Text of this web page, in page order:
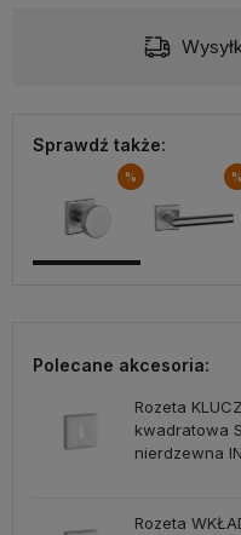
Sprawdź także:
% %
Polecane akcesoria:
Rozeta
kwadratowa
nierdzewna
Rozeta